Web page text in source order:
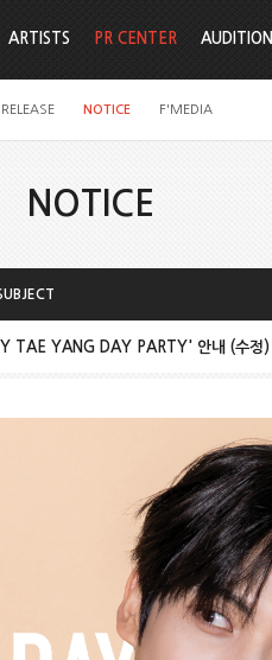
ARTISTS PR CENTER
NOTICE F'MEDIA
AUDITION
NOTICE
TAE YANG DAY PARTY' 안내 (수정)